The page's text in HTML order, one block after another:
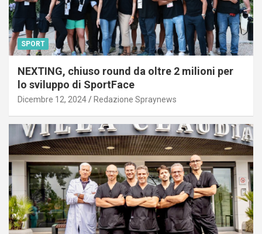
SPORT
NEXTING, chiuso round da oltre 2 milioni per
lo sviluppo di SportFace
Dicembre 12, 2024 Redazione Spraynews